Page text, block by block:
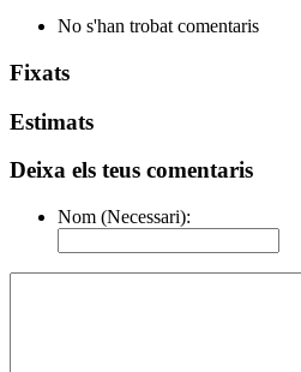
No s'han trobat comentaris
Fixats
Estimats
Deixa els teus comentaris
Nom (Necessari):